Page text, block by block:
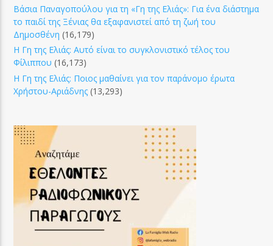
Βάσια Παναγοπούλου για τη «Γη της Ελιάς»: Για ένα διάστημα
το παιδί της Ξένιας θα εξαφανιστεί από τη ζωή του
Δημοσθένη (16,179)
Η Γη της Ελιάς: Αυτό είναι το συγκλονιστικό τέλος του
Φίλιππου (16,173)
Η Γη της Ελιάς: Ποιος μαθαίνει για τον παράνομο έρωτα
Χρήστου-Αριάδνης (13,293)